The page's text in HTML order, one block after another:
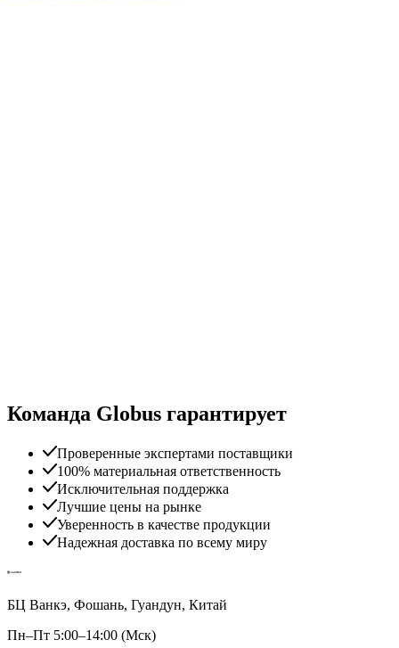
Команда Globus гарантирует
Проверенные экспертами поставщики
100% материальная ответственность
Исключительная поддержка
Лучшие цены на рынке
Уверенность в качестве продукции
Надежная доставка по всему миру
БЦ Ванкэ, Фошань, Гуандун, Китай
Пн–Пт 5:00–14:00 (Мск)